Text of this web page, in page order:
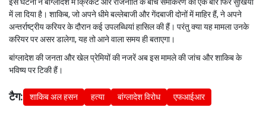
में ला दिया है। शाकिब, जो अपने धीमे बल्लेबाजी और गेंदबाजी दोनों में माहिर हैं, ने अपने
अन्तर्राष्ट्रीय करियर के दौरान कई उपलब्धियां हासिल की हैं। परंतु क्या यह मामला उनके
करियर पर असर डालेगा, यह तो आने वाला समय ही बताएगा।
बांग्लादेश की जनता और खेल प्रेमियों की नजरें अब इस मामले की जांच और शाकिब के
भविष्य पर टिकी हैं।
टैग: शाकिब अल हसन हत्या बांग्लादेश विरोध एफआईआर